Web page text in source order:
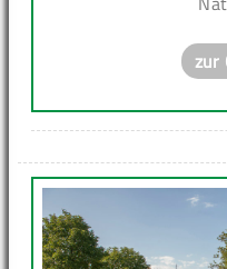
zur